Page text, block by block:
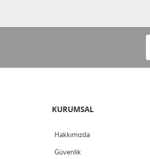
KURUMSAL
Hakkımızda
Güvenlik